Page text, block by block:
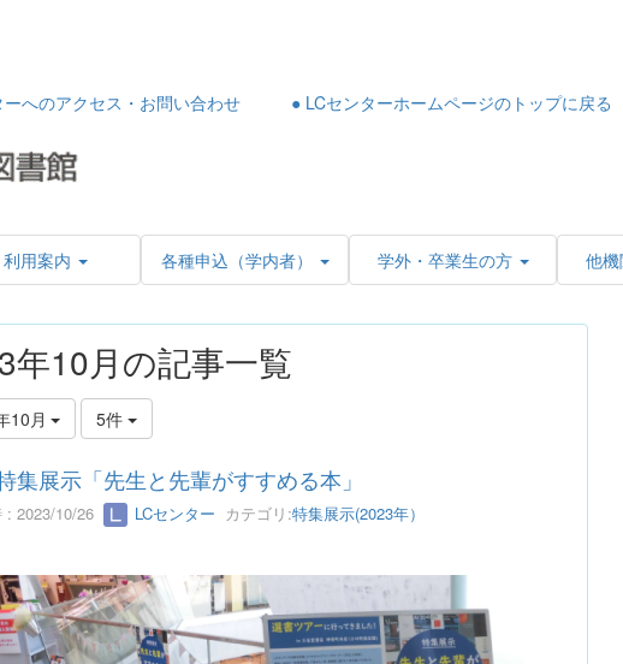
ーへのアクセス・お問い合わせ ● LCセンターホームページのトップに戻る
利用案内 各種申込（学内者） 学外・卒業生の方 他
年10月の記事一覧
10月 5件
集展示「先生と先輩がすすめる本」
: 2023/10/26 LCセンター カテゴリ:特集展示(2023年）